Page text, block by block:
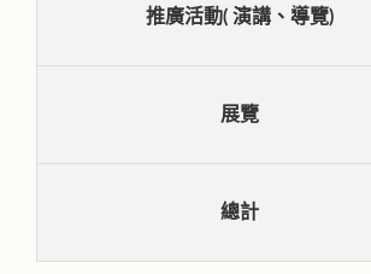
推廣活動( 演講、導覽)
展覽
總計